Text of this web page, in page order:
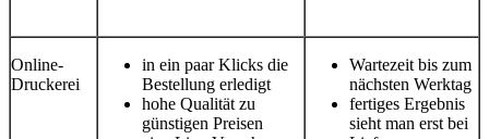
Online-
Druckerei
in ein paar Klicks die
Bestellung erledigt
hohe Qualität zu
günstigen Preisen
Wartezeit bis zum
nächsten Werktag
fertiges Ergebnis
sieht man erst bei